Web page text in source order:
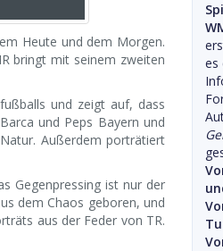
Heute und dem Morgen.
bringt mit seinem zweiten
und zeigt auf, dass
und Peps Bayern und
Außerdem porträtiert
Gegenpressing ist nur der
dem Chaos geboren, und
aus der Feder von TR.
es